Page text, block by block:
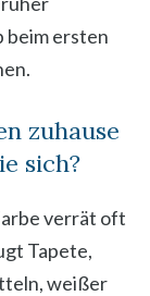
ersten
zuhause
sich?
verrät oft
Tapete,
weißer